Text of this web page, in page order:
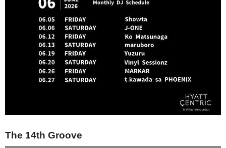
The 14th Groove